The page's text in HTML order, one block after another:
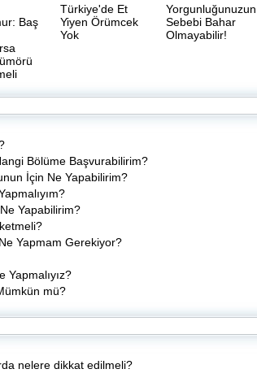
Baş
Türkiye'de Et
Yiyen Örümcek
Yok
Yorgunluğunuzun
Sebebi Bahar
Olmayabilir!
Bölüme Başvurabilirim?
İçin Ne Yapabilirim?
Yapabilirim?
Yapmam Gerekiyor?
Yapmalıyız?
mü?
nelere dikkat edilmeli?